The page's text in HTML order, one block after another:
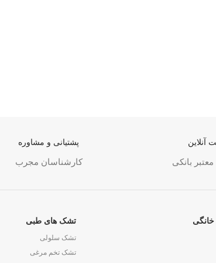
آنلاین
بانکی
پشتیانی و مشاوره
کارشناسان مجرب
تشک های طبی
تشک سلولی
تشک تخم مرغی